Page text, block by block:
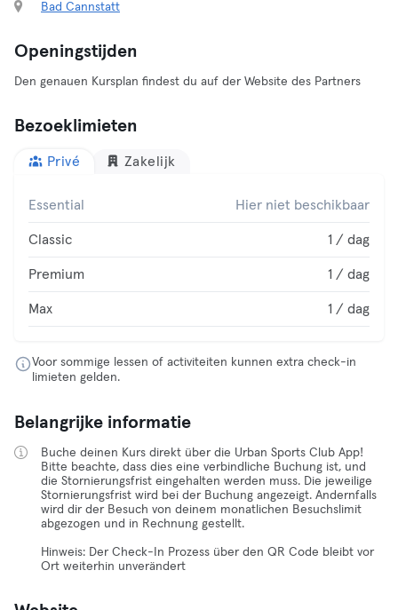
Bad Cannstatt
Openingstijden
Den genauen Kursplan findest du auf der Website des Partners
Bezoeklimieten
Privé Zakelijk
Essential Hier niet beschikbaar
Classic 1 / dag
Premium 1 / dag
Max 1 / dag
Voor sommige lessen of activiteiten kunnen extra check-in
limieten gelden.
Belangrijke informatie
Buche deinen Kurs direkt über die Urban Sports Club App!
Bitte beachte, dass dies eine verbindliche Buchung ist, und
die Stornierungsfrist eingehalten werden muss. Die jeweilige
Stornierungsfrist wird bei der Buchung angezeigt. Andernfalls
wird dir der Besuch von deinem monatlichen Besuchslimit
abgezogen und in Rechnung gestellt.
Hinweis: Der Check-In Prozess über den QR Code bleibt vor
Ort weiterhin unverändert